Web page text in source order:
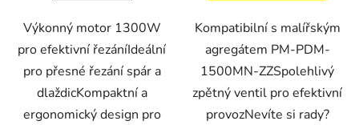
Výkonný motor 1300W
pro efektivní řezáníIdeální
pro přesné řezání spár a
dlaždicKompaktní a
ergonomický design pro
Kompatibilní s malířským
agregátem PM-PDM-
1500MN-ZZSpolehlivý
zpětný ventil pro efektivní
provozNevíte si rady?